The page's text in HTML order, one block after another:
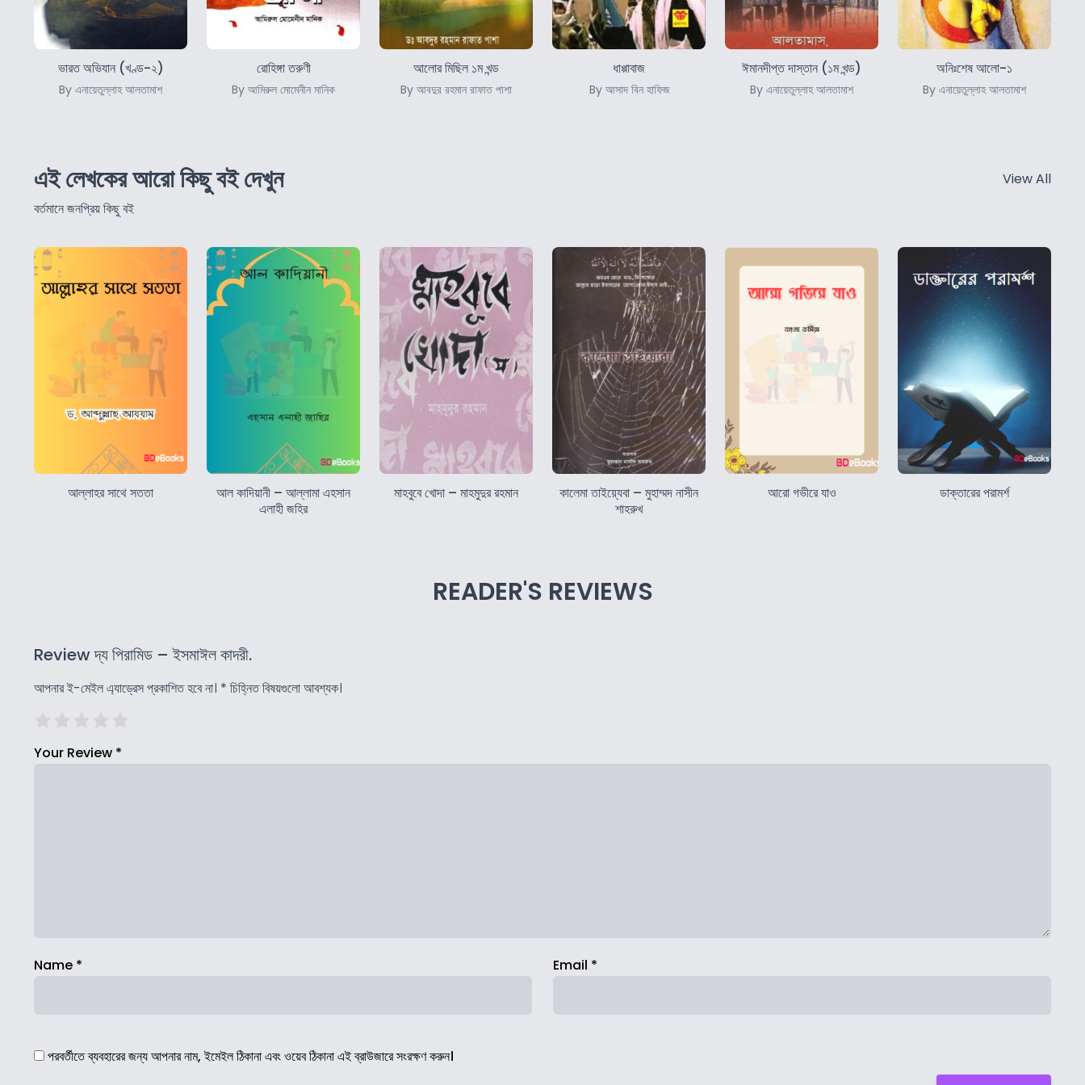
ভারত অভিযান (খণ্ড-২)
By এনায়েতুল্লাহ আলতামাশ
রোহিঙ্গা তরুণী
By আমিরুল মোমেনীন মানিক
আলোর মিছিল ১ম খন্ড
By আবদুর রহমান রাফাত পাশা
ধাপ্পাবাজ
By আসাদ বিন হাফিজ
ঈমানদীপ্ত দাস্তান (১ম খন্ড)
By এনায়েতুল্লাহ আলতামাশ
অনিঃশেষ আলো-১
By এনায়েতুল্লাহ আলতামাশ
এই লেখকের আরো কিছু বই দেখুন
বর্তমানে জনপ্রিয় কিছু বই
View All
আল্লাহর সাথে সততা
আল কাদিয়ানী – আল্লামা এহসান
এলাহী জহির
মাহবুবে খোদা – মাহমুদুর রহমান
কালেমা তাইয়্যেবা – মুহাম্মদ নাসীন
শাহরুখ
আরো গভীরে যাও ডাক্তারের পরামর্শ
READER'S REVIEWS
Review দ্য পিরামিড – ইসমাঈল কাদরী.
আপনার ই-মেইল এ্যাড্রেস প্রকাশিত হবে না। * চিহ্নিত বিষয়গুলো আবশ্যক।
Your Review *
Name * Email *
পরবর্তীতে ব্যবহারের জন্য আপনার নাম, ইমেইল ঠিকানা এবং ওয়েব ঠিকানা এই ব্রাউজারে সংরক্ষণ করুন।